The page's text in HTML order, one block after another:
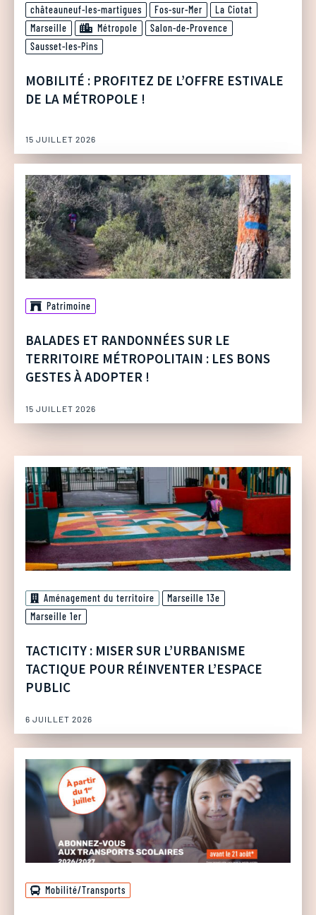
châteauneuf-les-martigues Fos-sur-Mer
La Ciotat
Marseille
Métropole
Salon-de-Provence
Sausset-les-Pins
MOBILITÉ : PROFITEZ DE L’OFFRE ESTIVALE
DE LA MÉTROPOLE !
15 JUILLET 2026
Patrimoine
BALADES ET RANDONNÉES SUR LE
TERRITOIRE MÉTROPOLITAIN : LES BONS
GESTES À ADOPTER !
15 JUILLET 2026
Aménagement du territoire
Marseille 13e
Marseille 1er
TACTICITY : MISER SUR L’URBANISME
TACTIQUE POUR RÉINVENTER L’ESPACE
PUBLIC
6 JUILLET 2026
Mobilité/Transports